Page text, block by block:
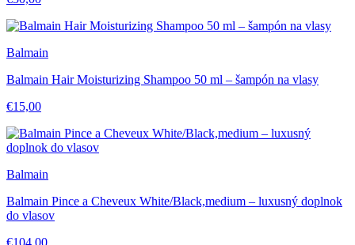
Balmain
Balmain Hair Moisturizing Shampoo 50 ml – šampón na vlasy
€15,00
Balmain
Balmain Pince a Cheveux White/Black,medium – luxusný doplnok
do vlasov